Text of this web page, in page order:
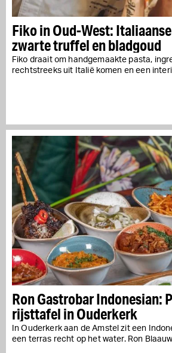
Fiko in Oud-West:
zwarte truffel en bladgoud
Fiko draait om handgemaakte pasta,
rechtstreeks uit Italië komen en een
Ron Gastrobar Indonesian:
rijsttafel in Ouderkerk
In Ouderkerk aan de Amstel zit een
een terras recht op het water. Ron